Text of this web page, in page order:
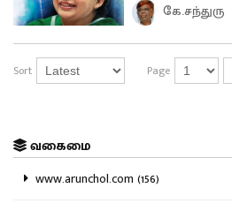
கே.சந்துரு
Sort Page
வகைமை
www.arunchol.com (156)